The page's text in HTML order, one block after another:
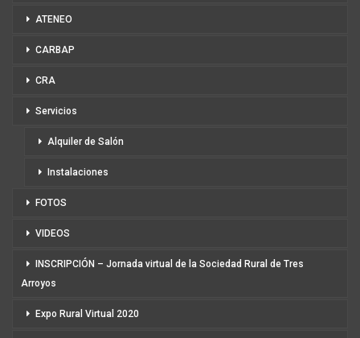
ATENEO
CARBAP
CRA
Servicios
Alquiler de Salón
Instalaciones
FOTOS
VIDEOS
INSCRIPCIÓN – Jornada virtual de la Sociedad Rural de Tres
Arroyos
Expo Rural Virtual 2020